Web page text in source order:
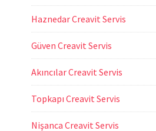
Haznedar Creavit Servis
Güven Creavit Servis
Akıncılar Creavit Servis
Topkapı Creavit Servis
Nişanca Creavit Servis